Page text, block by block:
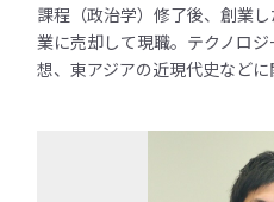
課程（政治学）修了後、創業
業に売却して現職。テクノロ
想、東アジアの近現代史などに